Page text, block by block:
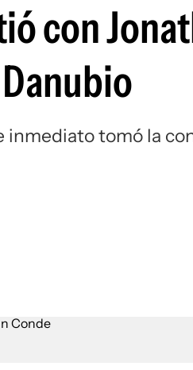
con
inmediato tomó la